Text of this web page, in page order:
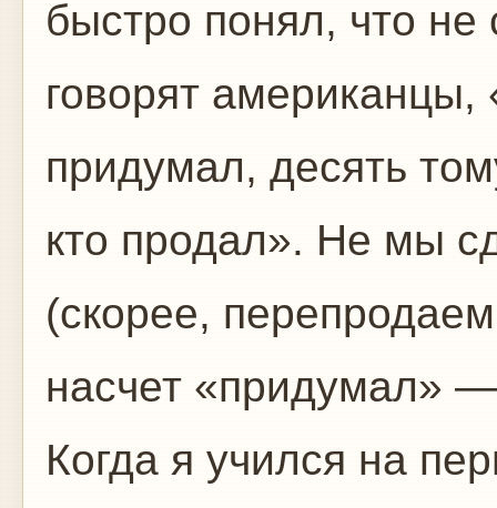
быстро понял, что не
говорят американцы,
придумал, десять
кто продал». Не мы
(скорее,
насчет «придумал»
Когда я учился на